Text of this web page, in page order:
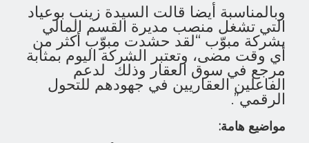
وبالمناسبة أيضا قالت السيدة زينب بوعياد
التي تشغل منصب مديرة القسم المالي
بشركة مبوّب “لقد حشدت مبوّب أكثر من
أي وقت مضى، وتعتبر الشركة اليوم بمثابة
مرجع في سوق العقار وذلك لدعم
الفاعلين العقاريين في جهودهم للتحول
الرقمي”.
مواضيع هامة: